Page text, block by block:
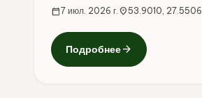
calendar_today7 июл. 2026 г. location_on53.9010, 27.5506
Подробнееarrow_forward